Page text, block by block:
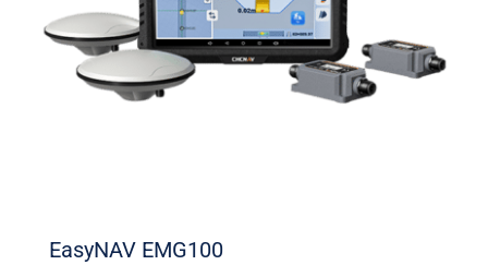
EasyNAV EMG100